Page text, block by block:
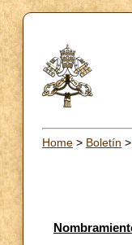
Home > Boletín >